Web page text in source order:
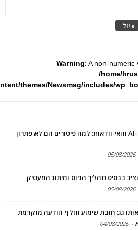
« יול
Warning: A non-
/home/
themes/Newsmag/includes/
שימור עובדים בעידן ה-AI והאי-וודאות: למה פיטורים הם לא פתרון
05/08/2026
05/08/2026
גג: חובת שימוע וחלף הודעה מוקדמת
-
04/08/2026